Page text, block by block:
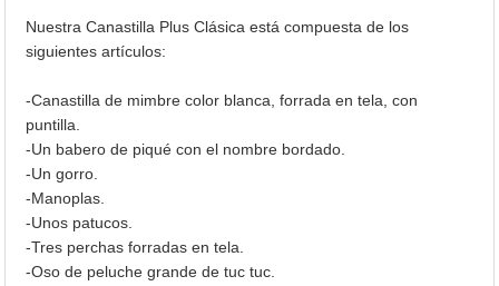
Nuestra Canastilla Plus Clásica está compuesta de los
siguientes artículos:
-Canastilla de mimbre color blanca, forrada en tela, con
puntilla.
-Un babero de piqué con el nombre bordado.
-Un gorro.
-Manoplas.
-Unos patucos.
-Tres perchas forradas en tela.
-Oso de peluche grande de tuc tuc.